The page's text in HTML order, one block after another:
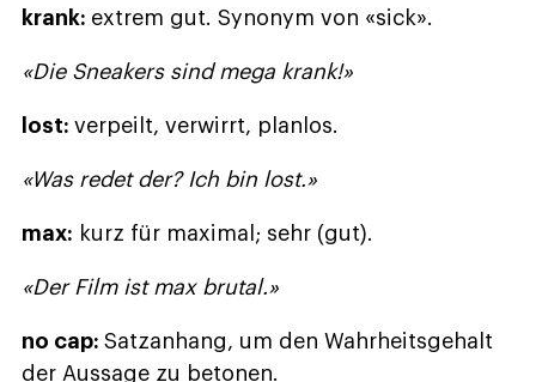
krank: extrem gut. Synonym von «sick».
«Die Sneakers sind mega krank!»
lost: verpeilt, verwirrt, planlos.
«Was redet der? Ich bin lost.»
max: kurz für maximal; sehr (gut).
«Der Film ist max brutal.»
no cap: Satzanhang, um den Wahrheitsgehalt
der Aussage zu betonen.